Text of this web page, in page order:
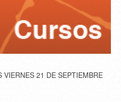
21 DE SEPTIEMBRE